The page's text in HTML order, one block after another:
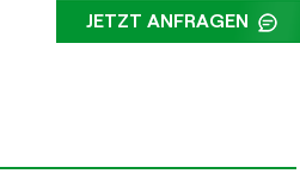
JETZT ANFRAGEN